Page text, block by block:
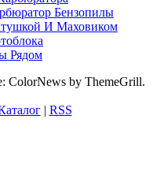
Бензопилы
И Маховиком
Рядом
ColorNews by ThemeGrill.
| RSS